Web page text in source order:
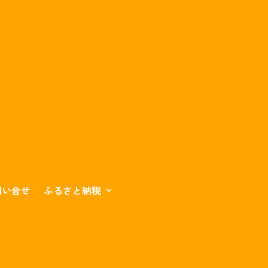
合せ ふるさと納税